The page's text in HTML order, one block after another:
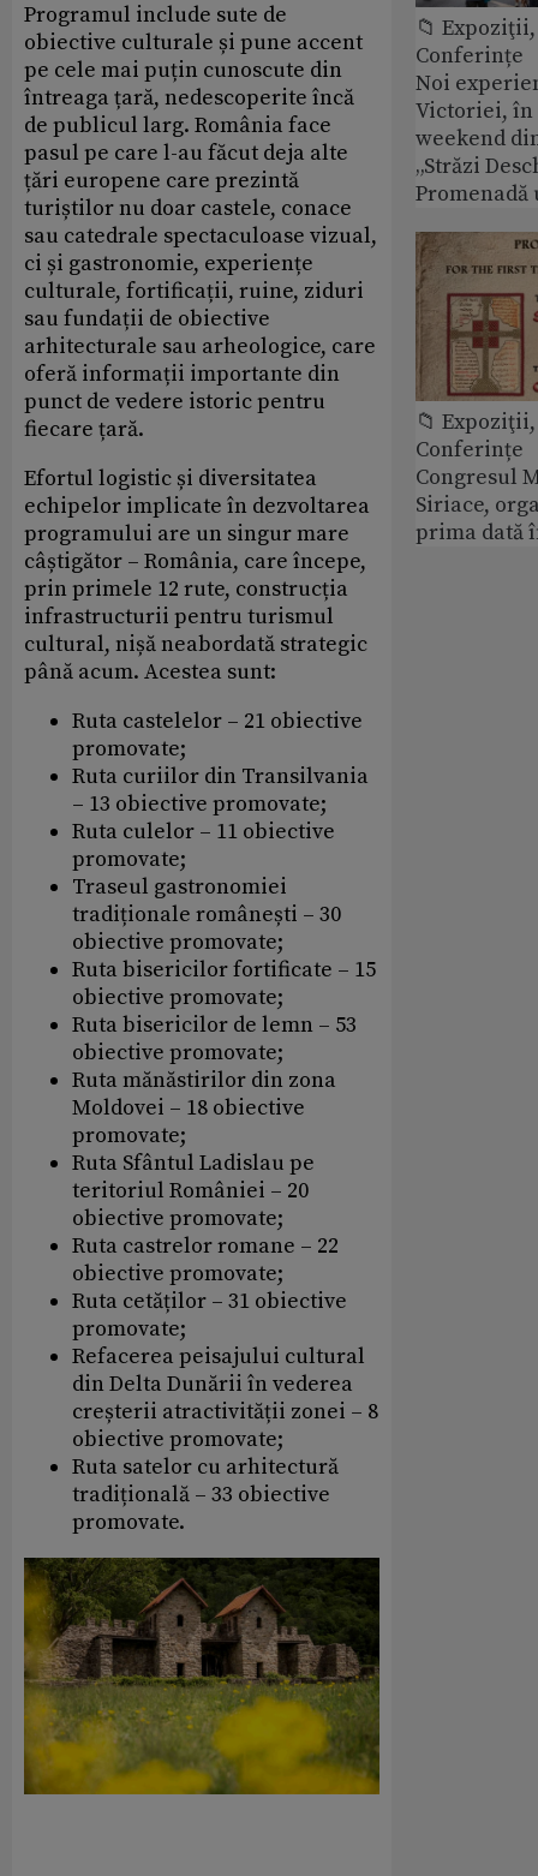
Programul include sute de
obiective culturale și pune accent
pe cele mai puțin cunoscute din
întreaga țară, nedescoperite încă
de publicul larg. România face
pasul pe care l-au făcut deja alte
țări europene care prezintă
turiștilor nu doar castele, conace
sau catedrale spectaculoase vizual,
ci și gastronomie, experiențe
culturale, fortificații, ruine, ziduri
sau fundații de obiective
arhitecturale sau arheologice, care
oferă informații importante din
punct de vedere istoric pentru
fiecare țară.
Efortul logistic și diversitatea
echipelor implicate în dezvoltarea
programului are un singur mare
câștigător – România, care începe,
prin primele 12 rute, construcția
infrastructurii pentru turismul
cultural, nișă neabordată strategic
până acum. Acestea sunt:
Ruta castelelor – 21 obiective
promovate;
Ruta curiilor din Transilvania
– 13 obiective promovate;
Ruta culelor – 11 obiective
promovate;
Traseul gastronomiei
tradiționale românești – 30
obiective promovate;
Ruta bisericilor fortificate – 15
obiective promovate;
Ruta bisericilor de lemn – 53
obiective promovate;
Ruta mănăstirilor din zona
Moldovei – 18 obiective
promovate;
Ruta Sfântul Ladislau pe
teritoriul României – 20
obiective promovate;
Ruta castrelor romane – 22
obiective promovate;
Ruta cetăților – 31 obiective
promovate;
Refacerea peisajului cultural
din Delta Dunării în vederea
creșterii atractivității zonei – 8
obiective promovate;
Ruta satelor cu arhitectură
tradițională – 33 obiective
promovate.
📁
Conferințe
Noi
Victoriei,
weekend
„Străzi
Promenadă
📁
Conferințe
Congresul
Siriace,
prima dată